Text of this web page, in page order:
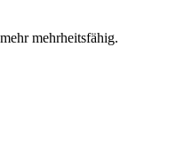
mehrheitsfähig.